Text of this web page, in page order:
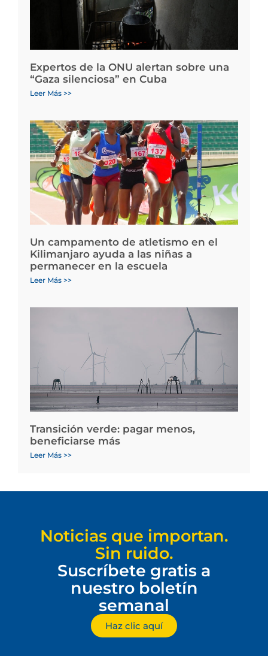
Expertos de la ONU alertan sobre una
“Gaza silenciosa” en Cuba
Leer Más >>
Un campamento de atletismo en el
Kilimanjaro ayuda a las niñas a
permanecer en la escuela
Leer Más >>
Transición verde: pagar menos,
beneficiarse más
Leer Más >>
Noticias que importan.
Sin ruido.
Suscríbete gratis a
nuestro boletín
semanal
Haz clic aquí